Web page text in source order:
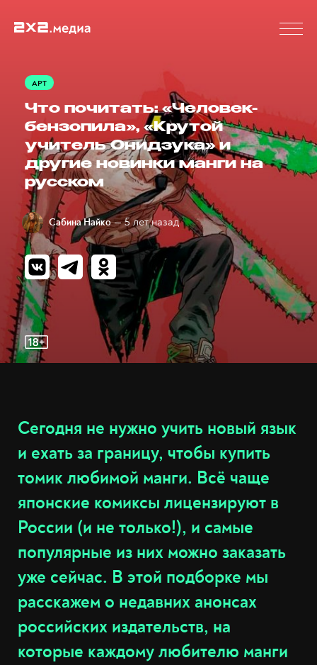
АРТ
Что почитать: «Человек-
бензопила», «Крутой
учитель Онидзука» и
другие новинки манги на
русском
Сабина Найко — 5 лет назад
Сегодня не нужно учить новый язык
и ехать за границу, чтобы купить
томик любимой манги. Всё чаще
японские комиксы лицензируют в
России (и не только!), и самые
популярные из них можно заказать
уже сейчас. В этой подборке мы
расскажем о недавних анонсах
российских издательств, на
которые каждому любителю манги